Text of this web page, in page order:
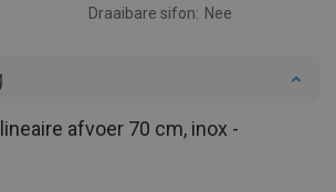
Draaibare sifon: Nee
afvoer 70 cm, inox -